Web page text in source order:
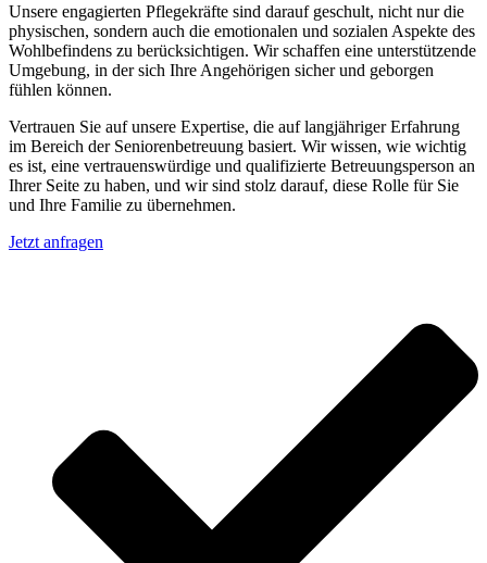
Unsere engagierten Pflegekräfte sind darauf geschult, nicht nur die
physischen, sondern auch die emotionalen und sozialen Aspekte des
Wohlbefindens zu berücksichtigen. Wir schaffen eine unterstützende
Umgebung, in der sich Ihre Angehörigen sicher und geborgen
fühlen können.
Vertrauen Sie auf unsere Expertise, die auf langjähriger Erfahrung
im Bereich der Seniorenbetreuung basiert. Wir wissen, wie wichtig
es ist, eine vertrauenswürdige und qualifizierte Betreuungsperson an
Ihrer Seite zu haben, und wir sind stolz darauf, diese Rolle für Sie
und Ihre Familie zu übernehmen.
Jetzt anfragen